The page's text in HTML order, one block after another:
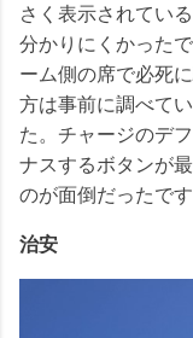
さく表示されてい
分かりにくかった
ーム側の席で必死
方は事前に調べて
た。チャージのデ
ナスするボタンが
のが面倒だったです
治安